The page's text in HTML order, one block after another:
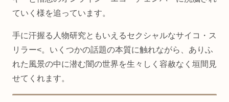
ていく様を追っています。
手に汗握る人物研究ともいえるセクシャルなサイコ・ス
リラー<。いくつかの話題の本質に触れながら、ありふ
れた風景の中に潜む闇の世界を生々しく容赦なく垣間見
せてくれます。